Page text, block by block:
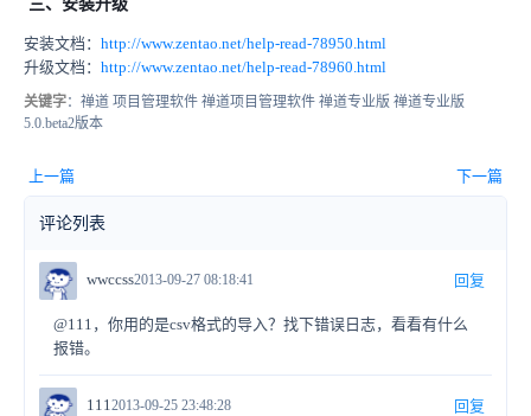
三、安装升级
安装文档： http://www.zentao.net/help-read-78950.html
升级文档： http://www.zentao.net/help-read-78960.html
关键字：禅道 项目管理软件 禅道项目管理软件 禅道专业版 禅道专业版
5.0.beta2版本
上一篇 下一篇
评论列表
wwccss2013-09-27 08:18:41 回复
@111，你用的是csv格式的导入？找下错误日志，看看有什么
报错。
111 2013-09-25 23:48:28 回复